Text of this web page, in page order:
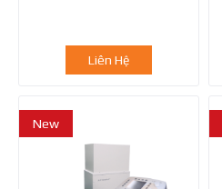
Liên Hệ
New